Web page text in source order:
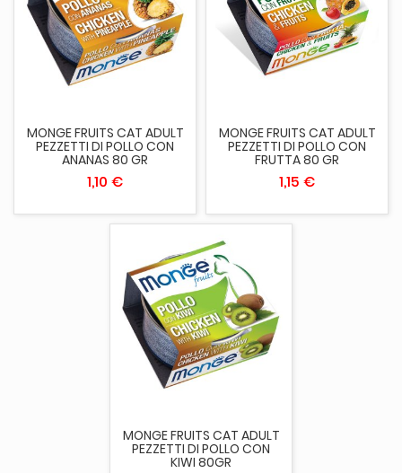
MONGE FRUITS CAT ADULT
PEZZETTI DI POLLO CON
ANANAS 80 GR
1,10 €
MONGE FRUITS CAT ADULT
PEZZETTI DI POLLO CON
FRUTTA 80 GR
1,15 €
MONGE FRUITS CAT ADULT
PEZZETTI DI POLLO CON
KIWI 80GR